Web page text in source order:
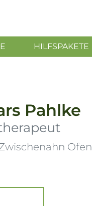
HILFSPAKETE
Pahlke
Ofen